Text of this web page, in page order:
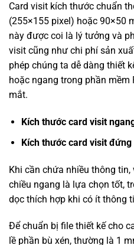
Card visit kích thước chuẩn
(255×155 pixel) hoặc 90×50
này được coi là lý tưởng và
visit cũng như chi phí sản
phép chúng ta dễ dàng thiết
hoặc ngang trong phần
mắt.
Kích thước card visit
Kích thước card visit đứng
Khi cần chứa nhiều thông
chiều ngang là lựa chọn tốt,
dọc thích hợp khi có ít thông
Để chuẩn bị file thiết kế cho
lề phần bù xén, thường là 1